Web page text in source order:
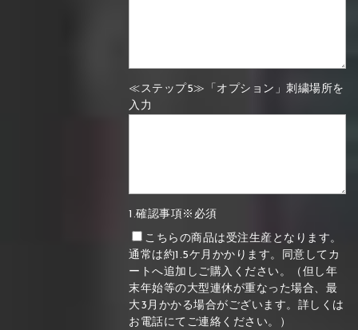
≪ステップ5≫「オプション」刺繍場所を
入力
1.確認事項※必須
こちらの商品は受注生産となります。
通常は約1.5ケ月かかります。同意してカ
ートへ追加しご購入ください。（但し年
末年始等の大型連休が重なった場合、最
大3月かかる場合がございます。詳しくは
お電話にてご連絡ください。）